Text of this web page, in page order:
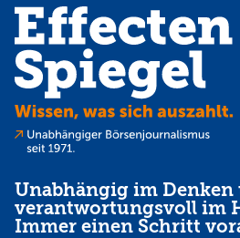
Unabhängig im Denken
verantwortungsvoll im
Immer einen Schritt